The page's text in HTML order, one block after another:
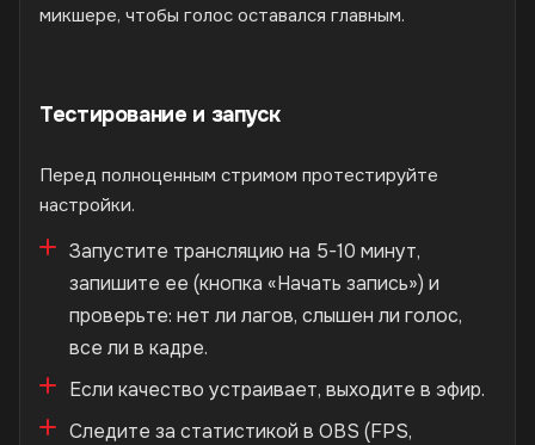
микшере, чтобы голос оставался главным.
Тестирование и запуск
Перед полноценным стримом протестируйте
настройки.
Запустите трансляцию на 5-10 минут,
запишите ее (кнопка «Начать запись») и
проверьте: нет ли лагов, слышен ли голос,
все ли в кадре.
Если качество устраивает, выходите в эфир.
Следите за статистикой в OBS (FPS,